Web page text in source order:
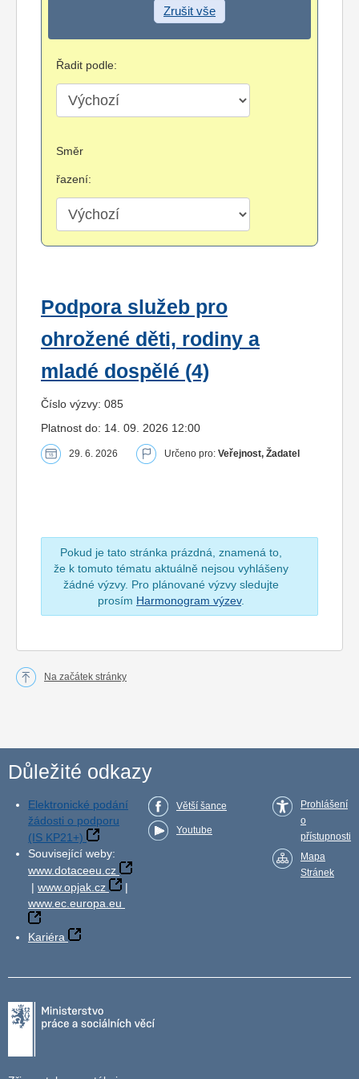
Zrušit vše
Řadit podle:
Směr
řazení:
Podpora služeb pro
ohrožené děti, rodiny a
mladé dospělé (4)
Číslo výzvy: 085
Platnost do: 14. 09. 2026 12:00
29. 6. 2026 Určeno pro: Veřejnost, Žadatel
Pokud je tato stránka prázdná, znamená to,
že k tomuto tématu aktuálně nejsou vyhlášeny
žádné výzvy. Pro plánované výzvy sledujte
prosím Harmonogram výzev.
Na začátek stránky
Důležité odkazy
Elektronické podání
žádosti o podporu
(IS KP21+)
Související weby:
www.dotaceeu.cz
| www.opjak.cz
|
www.ec.europa.eu
Kariéra
Větší šance
Youtube
Prohlášení
o
přístupnosti
Mapa
Stránek